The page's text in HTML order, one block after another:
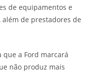
de equipamentos e
de prestadores de
a Ford marcará
não produz mais